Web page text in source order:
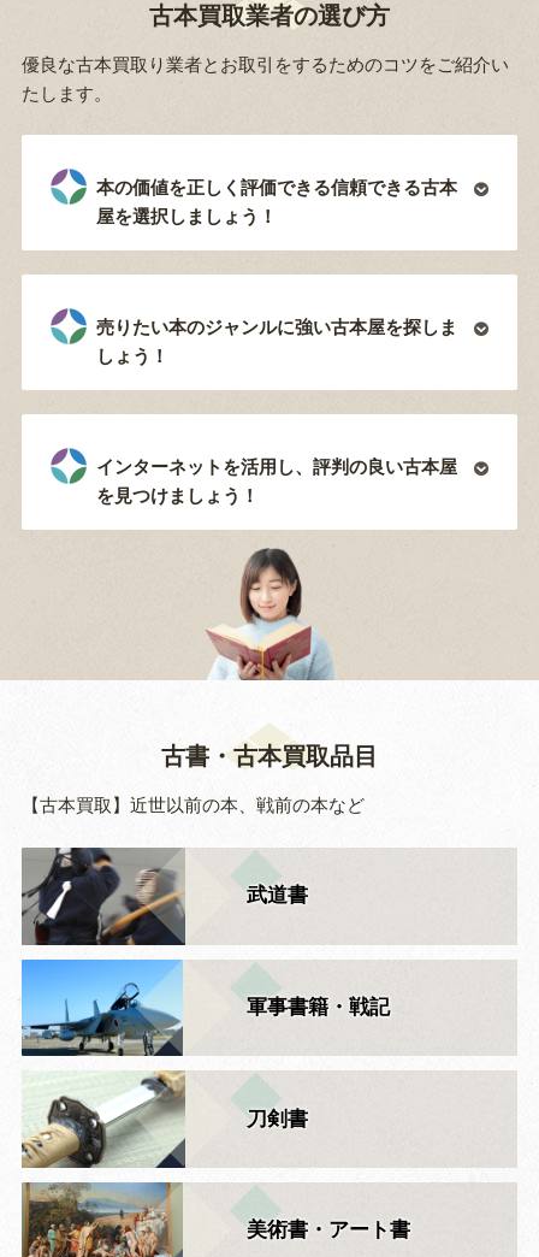
古本買取業者の選び方
優良な古本買取り業者とお取引をするためのコツをご紹介い
たします。
本の価値を正しく評価できる信頼できる古本
屋を選択しましょう！
売りたい本のジャンルに強い古本屋を探しま
しょう！
インターネットを活用し、評判の良い古本屋
を見つけましょう！
古書・古本買取品目
【古本買取】近世以前の本、戦前の本など
武道書
軍事書籍・戦記
刀剣書
美術書・アート書